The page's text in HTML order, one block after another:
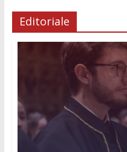
Editoriale